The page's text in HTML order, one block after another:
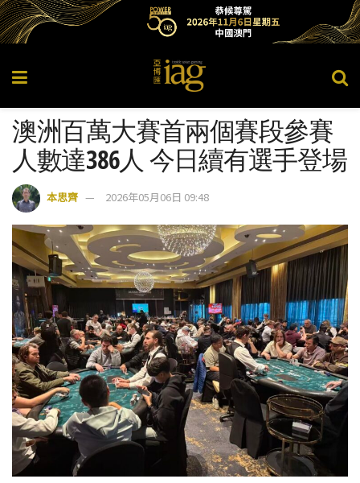
澳洲百萬大賽首兩個賽段參賽
人數達386人 今日續有選手登場
本思齊 2026年05月06日 09:48